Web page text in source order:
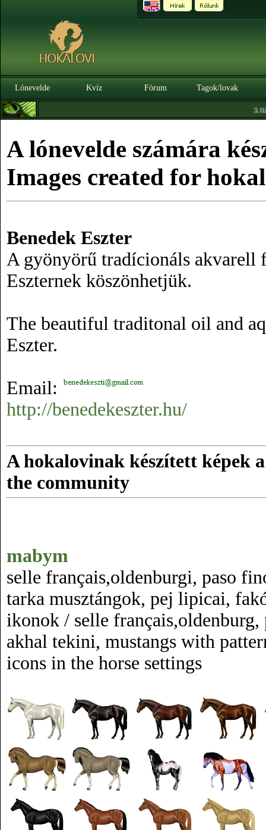
Lónevelde Kvíz Fórum Tagok/lovak
3.0.0. BÉTA|
A lónevelde számára
Images created for
Benedek Eszter
A gyönyörű tradícionáls akvarell
Eszternek köszönhetjük.
The beautiful traditonal oil and
Eszter.
Email:
http://benedekeszter.hu/
A hokalovinak készített képek
the community
mabym
selle français,oldenburgi, paso
tarka musztángok, pej lipicai,
ikonok / selle
akhal tekini, mustangs with
icons in the horse settings